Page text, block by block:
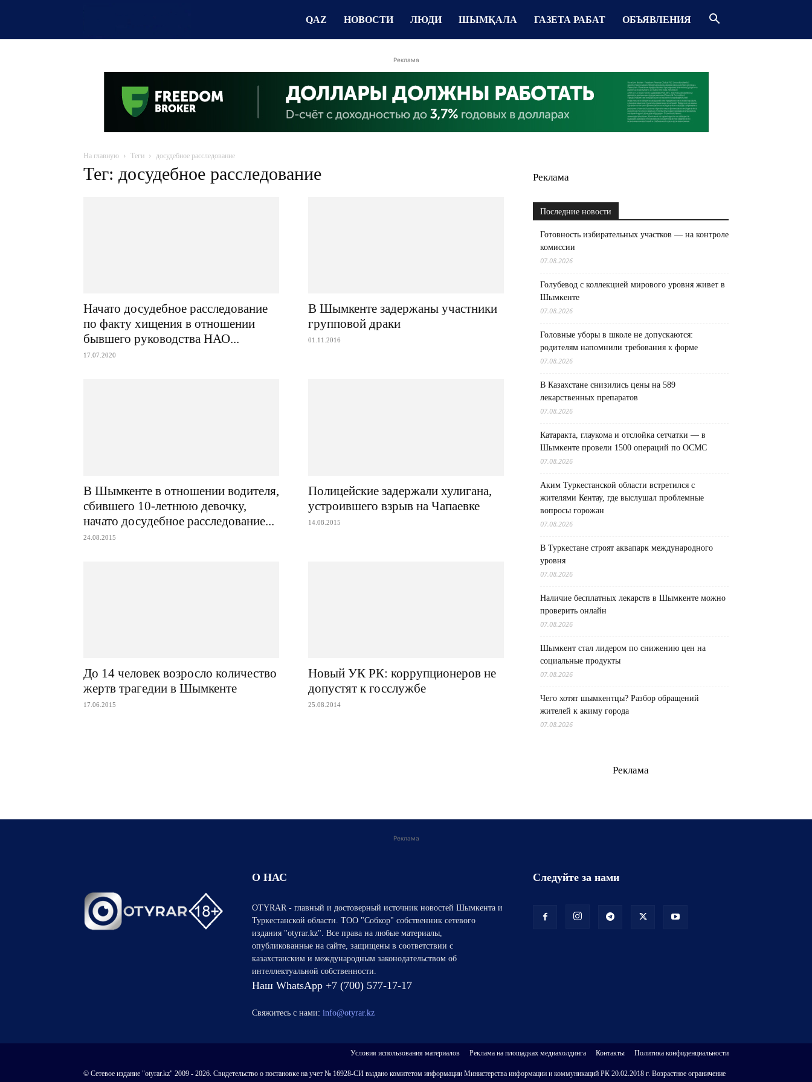
QAZ НОВОСТИ ЛЮДИ ШЫМҚАЛА ГАЗЕТА РАБАТ ОБЪЯВЛЕНИЯ
Реклама
На главную Теги досудебное расследование
Тег: досудебное расследование
Начато досудебное расследование
по факту хищения в отношении
бывшего руководства НАО...
17.07.2020
В Шымкенте задержаны участники
групповой драки
01.11.2016
В Шымкенте в отношении водителя,
сбившего 10-летнюю девочку,
начато досудебное расследование...
24.08.2015
Полицейские задержали хулигана,
устроившего взрыв на Чапаевке
14.08.2015
До 14 человек возросло количество
жертв трагедии в Шымкенте
17.06.2015
Новый УК РК: коррупционеров не
допустят к госслужбе
25.08.2014
Реклама
Последние новости
Готовность избирательных участков — на контроле
комиссии
07.08.2026
Голубевод с коллекцией мирового уровня живет в
Шымкенте
07.08.2026
Головные уборы в школе не допускаются:
родителям напомнили требования к форме
07.08.2026
В Казахстане снизились цены на 589
лекарственных препаратов
07.08.2026
Катаракта, глаукома и отслойка сетчатки — в
Шымкенте провели 1500 операций по ОСМС
07.08.2026
Аким Туркестанской области встретился с
жителями Кентау, где выслушал проблемные
вопросы горожан
07.08.2026
В Туркестане строят аквапарк международного
уровня
07.08.2026
Наличие бесплатных лекарств в Шымкенте можно
проверить онлайн
07.08.2026
Шымкент стал лидером по снижению цен на
социальные продукты
07.08.2026
Чего хотят шымкентцы? Разбор обращений
жителей к акиму города
07.08.2026
Реклама
Реклама
О НАС
OTYRAR - главный и достоверный источник новостей Шымкента и
Туркестанской области. ТОО "Собкор" собственник сетевого
издания "otyrar.kz". Все права на любые материалы,
опубликованные на сайте, защищены в соответствии с
казахстанским и международным законодательством об
интеллектуальной собственности.
Наш WhatsApp +7 (700) 577-17-17
Свяжитесь с нами: info@otyrar.kz
Следуйте за нами
Условия использования материалов Реклама на площадках медиахолдинга Контакты Политика конфиденциальности
© Сетевое издание "otyrar.kz" 2009 - 2026. Свидетельство о постановке на учет № 16928-СИ выдано комитетом информации Министерства информации и коммуникаций РК 20.02.2018 г. Возрастное ограничение